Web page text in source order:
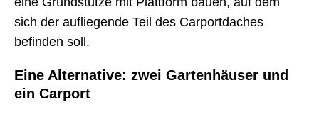
sich der aufliegende Teil des Carportdaches
befinden soll.
Eine Alternative: zwei Gartenhäuser und
ein Carport